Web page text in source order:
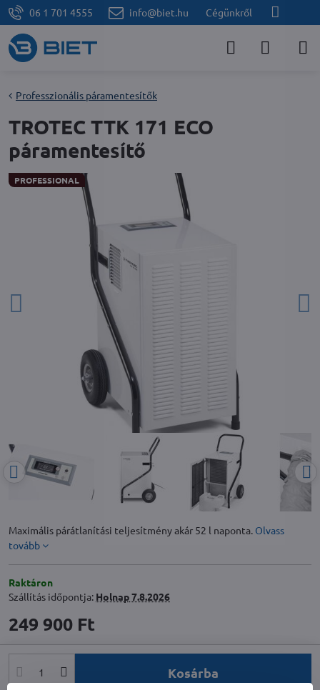
06 1 701 4555 info@biet.hu Cégünkről
PROFESSIONAL
Professzionális páramentesítők
TROTEC TTK 171 ECO
páramentesítő
Maximális párátlanítási teljesítmény akár 52 l naponta. Olvass
tovább
Raktáron
Szállítás időpontja: Holnap7.8.2026
249 900 Ft
Kosárba